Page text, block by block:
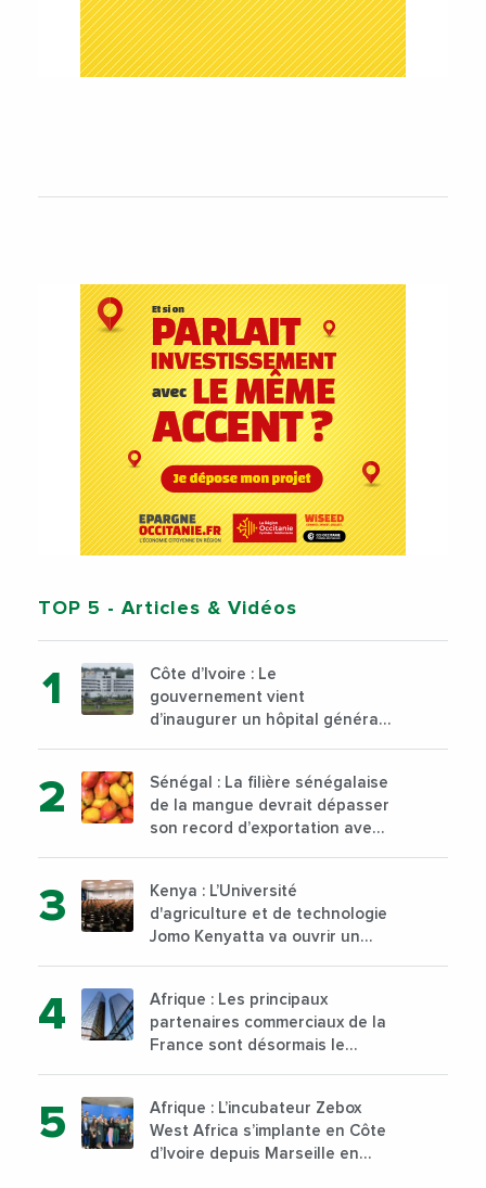
TOP 5 - Articles & Vidéos
Côte d’Ivoire : Le
gouvernement vient
d’inaugurer un hôpital général
Sénégal : La filière sénégalaise
de la mangue devrait dépasser
son record d’exportation avec
Kenya : L’Université
d'agriculture et de technologie
Jomo Kenyatta va ouvrir un
sur son campus de Karen à
Nairobi dès janvier 2023
Afrique : Les principaux
partenaires commerciaux de la
France sont désormais le
Afrique : L’incubateur Zebox
West Africa s’implante en Côte
d’Ivoire depuis Marseille en